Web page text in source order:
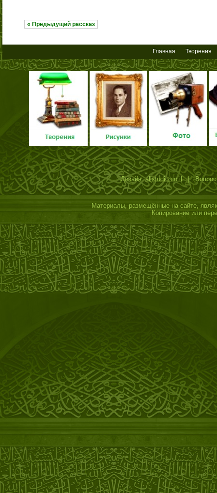
« Предыдущий рассказ
Главная Творения
Дизайн:allstudio.co.il| Вопросы
Материалы, размещённые на сайте,
Копирование или